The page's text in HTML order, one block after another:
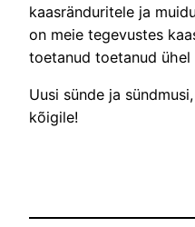
kaasränduritele ja
on meie tegevustes
toetanud toetanud
Uusi sünde ja
kõigile!